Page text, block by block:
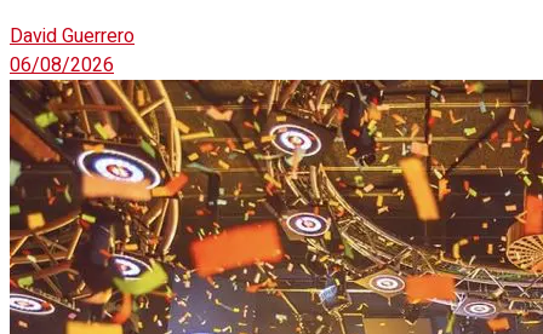
David Guerrero
06/08/2026